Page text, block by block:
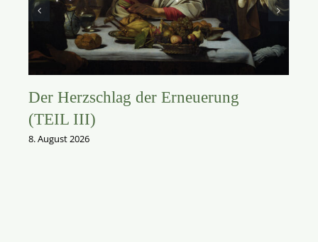
Der Herzschlag der Erneuerung
(TEIL III)
8. August 2026